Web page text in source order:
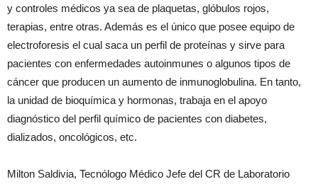
y controles médicos ya sea de plaquetas, glóbulos rojos,
terapias, entre otras. Además es el único que posee equipo de
electroforesis el cual saca un perfil de proteínas y sirve para
pacientes con enfermedades autoinmunes o algunos tipos de
cáncer que producen un aumento de inmunoglobulina. En tanto,
la unidad de bioquímica y hormonas, trabaja en el apoyo
diagnóstico del perfil químico de pacientes con diabetes,
dializados, oncológicos, etc.
Milton Saldivia, Tecnólogo Médico Jefe del CR de Laboratorio